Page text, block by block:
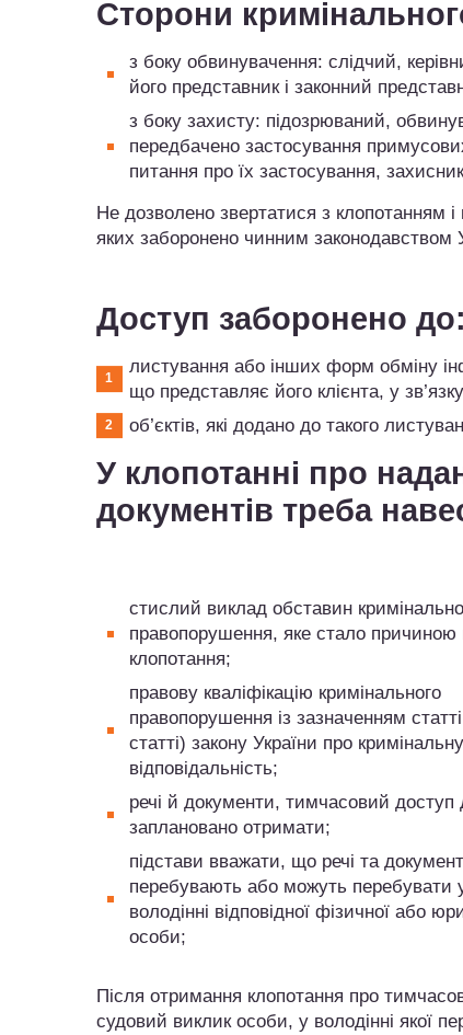
Сторони
з боку обвинувачення: слідчий,
його представник і законний
з боку захисту: підозрюваний,
передбачено застосування
питання про їх застосування,
Не дозволено звертатися з клопотанням
яких заборонено чинним законодавством
Доступ заборонено до:
листування або інших форм обміну
що представляє його клієнта, у
об’єктів, які додано до такого
У клопотанні про
документів треба
стислий виклад обставин
правопорушення, яке стало причиною
клопотання;
правову кваліфікацію кримінального
правопорушення із зазначенням
статті) закону України про кримінальну
відповідальність;
речі й документи, тимчасовий доступ
заплановано отримати;
підстави вважати, що речі та
перебувають або можуть перебувати
володінні відповідної фізичної або
особи;
Після отримання клопотання про
судовий виклик особи, у володінні якої